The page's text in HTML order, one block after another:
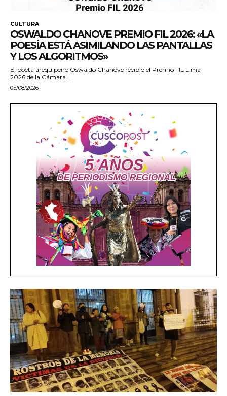
CULTURA
OSWALDO CHANOVE PREMIO FIL 2026: «LA
POESÍA ESTÁ ASIMILANDO LAS PANTALLAS
Y LOS ALGORITMOS»
El poeta arequipeño Oswaldo Chanove recibió el Premio FIL Lima
2026 de la Cámara...
05/08/2026